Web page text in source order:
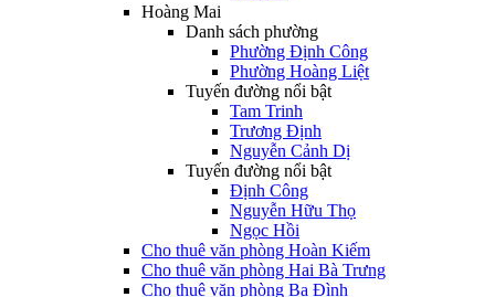
Hoàng Mai
Danh sách phường
Phường Định Công
Phường Hoàng Liệt
Tuyến đường nổi bật
Tam Trinh
Trương Định
Nguyễn Cảnh Dị
Tuyến đường nổi bật
Định Công
Nguyễn Hữu Thọ
Ngọc Hồi
Cho thuê văn phòng Hoàn Kiếm
Cho thuê văn phòng Hai Bà Trưng
Cho thuê văn phòng Ba Đình